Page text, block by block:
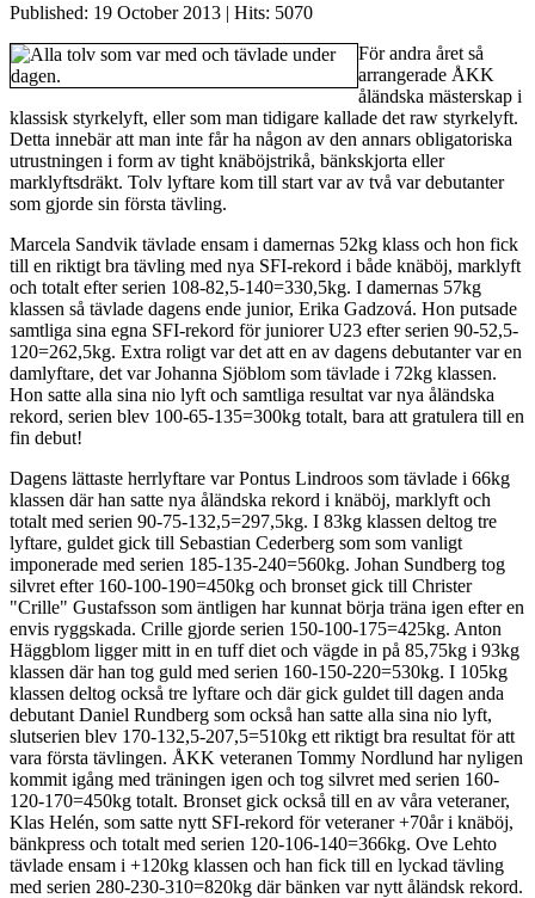
Published: 19 October 2013 | Hits: 5070
För andra året så
arrangerade ÅKK
åländska mästerskap i
klassisk styrkelyft, eller som man tidigare kallade det raw styrkelyft.
Detta innebär att man inte får ha någon av den annars obligatoriska
utrustningen i form av tight knäböjstrikå, bänkskjorta eller
marklyftsdräkt. Tolv lyftare kom till start var av två var debutanter
som gjorde sin första tävling.
Marcela Sandvik tävlade ensam i damernas 52kg klass och hon fick
till en riktigt bra tävling med nya SFI-rekord i både knäböj, marklyft
och totalt efter serien 108-82,5-140=330,5kg. I damernas 57kg
klassen så tävlade dagens ende junior, Erika Gadzová. Hon putsade
samtliga sina egna SFI-rekord för juniorer U23 efter serien 90-52,5-
120=262,5kg. Extra roligt var det att en av dagens debutanter var en
damlyftare, det var Johanna Sjöblom som tävlade i 72kg klassen.
Hon satte alla sina nio lyft och samtliga resultat var nya åländska
rekord, serien blev 100-65-135=300kg totalt, bara att gratulera till en
fin debut!
Dagens lättaste herrlyftare var Pontus Lindroos som tävlade i 66kg
klassen där han satte nya åländska rekord i knäböj, marklyft och
totalt med serien 90-75-132,5=297,5kg. I 83kg klassen deltog tre
lyftare, guldet gick till Sebastian Cederberg som som vanligt
imponerade med serien 185-135-240=560kg. Johan Sundberg tog
silvret efter 160-100-190=450kg och bronset gick till Christer
"Crille" Gustafsson som äntligen har kunnat börja träna igen efter en
envis ryggskada. Crille gjorde serien 150-100-175=425kg. Anton
Häggblom ligger mitt in en tuff diet och vägde in på 85,75kg i 93kg
klassen där han tog guld med serien 160-150-220=530kg. I 105kg
klassen deltog också tre lyftare och där gick guldet till dagen anda
debutant Daniel Rundberg som också han satte alla sina nio lyft,
slutserien blev 170-132,5-207,5=510kg ett riktigt bra resultat för att
vara första tävlingen. ÅKK veteranen Tommy Nordlund har nyligen
kommit igång med träningen igen och tog silvret med serien 160-
120-170=450kg totalt. Bronset gick också till en av våra veteraner,
Klas Helén, som satte nytt SFI-rekord för veteraner +70år i knäböj,
bänkpress och totalt med serien 120-106-140=366kg. Ove Lehto
tävlade ensam i +120kg klassen och han fick till en lyckad tävling
med serien 280-230-310=820kg där bänken var nytt åländsk rekord.